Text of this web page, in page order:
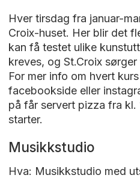
Hver tirsdag fra januar-
Croix-huset. Her blir det
kan få testet ulike
kreves, og St.Croix
For mer info om hvert
facebookside eller
på får servert pizza fra kl.
starter.
Musikkstudio
Hva: Musikkstudio med